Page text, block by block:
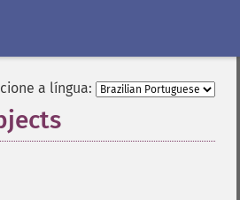
a língua: